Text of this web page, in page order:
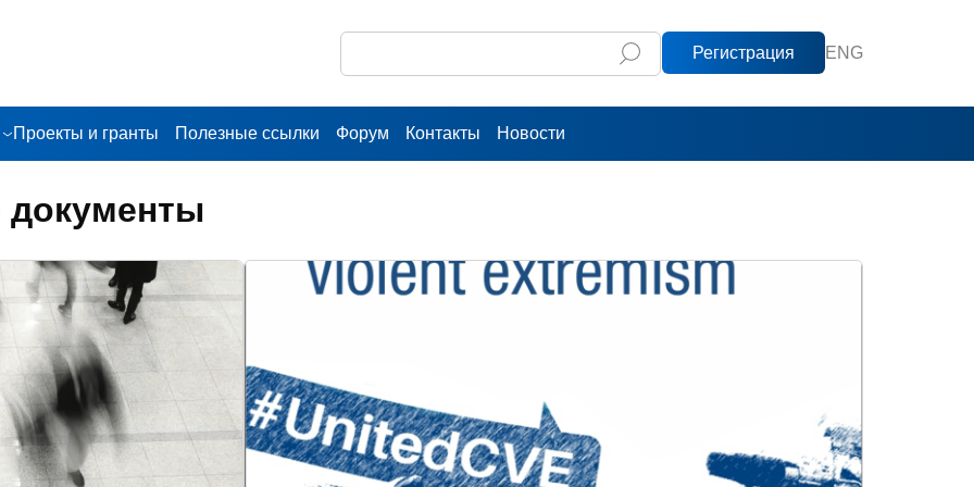
Регистрация ENG
Проекты и гранты Полезные ссылки Форум Контакты Новости
документы